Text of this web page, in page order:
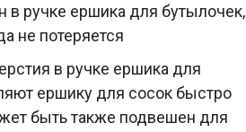
в ручке ершика для бутылочек,
не потеряется
в ручке ершика для
ершику для сосок быстро
быть также подвешен для